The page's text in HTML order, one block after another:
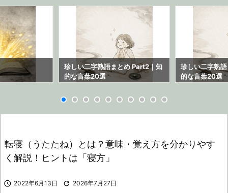
珍しい二字熟語まとめ Part2｜知
的な言葉20選
珍しい二字熟
的な言葉20選
転寝（うたたね）とは？意味・覚え方を分かりやす
く解説！ヒントは「寝方」
 2022年6月13日  2026年7月27日